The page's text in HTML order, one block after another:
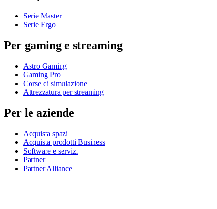
Serie Master
Serie Ergo
Per gaming e streaming
Astro Gaming
Gaming Pro
Corse di simulazione
Attrezzatura per streaming
Per le aziende
Acquista spazi
Acquista prodotti Business
Software e servizi
Partner
Partner Alliance